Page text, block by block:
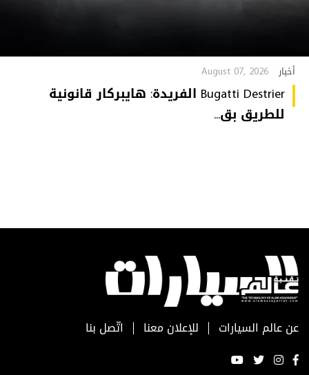
أخبار August 07, 2026
Bugatti Destrier الفريدة: هايبركار قانونية
للطريق بق...
عن عالم السيارات للإعلان معنا اتّصل بنا